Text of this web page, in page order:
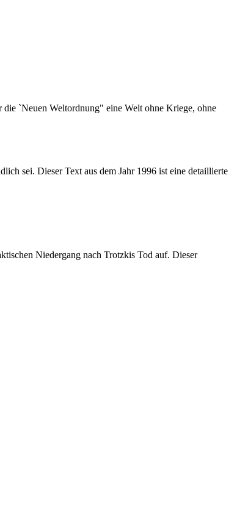
die `Neuen Weltordnung" eine Welt ohne Kriege, ohne
sei. Dieser Text aus dem Jahr 1996 ist eine detaillierte
Niedergang nach Trotzkis Tod auf. Dieser